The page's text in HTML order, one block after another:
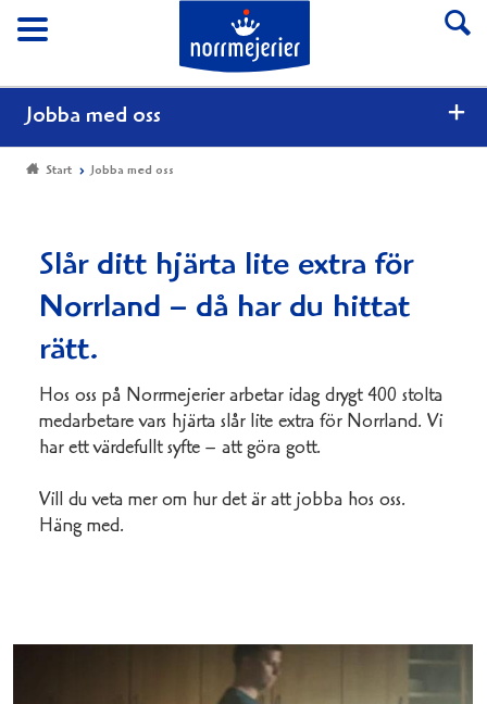
Meny
Till Norrmejerier
Jobba med oss
Start Jobba med oss
Slår ditt hjärta lite extra för
Norrland – då har du hittat
rätt.
Hos oss på Norrmejerier arbetar idag drygt 400 stolta
medarbetare vars hjärta slår lite extra för Norrland. Vi
har ett värdefullt syfte – att göra gott.
Vill du veta mer om hur det är att jobba hos oss.
Häng med.